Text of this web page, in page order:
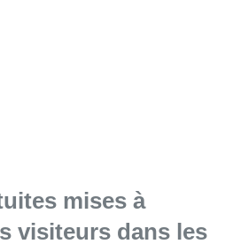
mises à
visiteurs dans les